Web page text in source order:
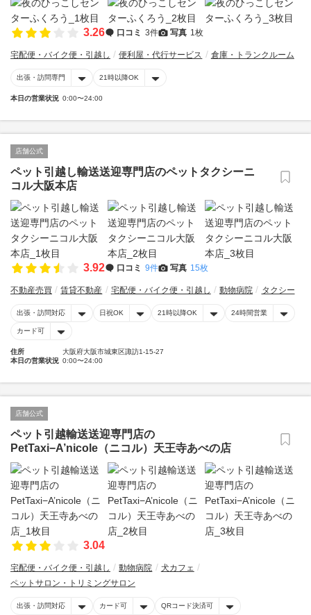
3.26 口コミ 3件 写真 1枚
宅配便・バイク便・引越し 便利屋・代行サービス 倉庫・トランクルーム
出張・訪問専門 21時以降OK
本日の営業状況 0:00〜24:00
店舗公式
ペット引越し輸送送迎専門店のペットタクシーニ
コル大阪本店
3.92 口コミ 9件 写真 15枚
不動産売買 賃貸不動産 宅配便・バイク便・引越し 動物病院 タクシー
出張・訪問対応 日祝OK 21時以降OK 24時間営業
カード可
住所
大阪府大阪市城東区諏訪1-15-27
本日の営業状況 0:00〜24:00
店舗公式
ペット引越輸送送迎専門店の
PetTaxi−A’nicole（ニコル）天王寺あべの店
3.04
宅配便・バイク便・引越し 動物病院
犬カフェ
ペットサロン・トリミングサロン
出張・訪問対応 カード可 QRコード決済可